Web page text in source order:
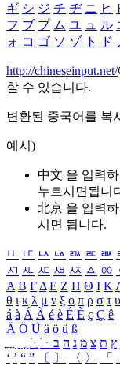
ギ シ ジ チ ヂ ニ ヒ
フ ブ プ ム ユ ュ ル
ォ コ ゴ ソ ゾ ト ド
http://chineseinput.net/
할 수 있습니다.
변환된 중국어를 복
예시)
中文 을 입력
누르시면됩니
北京 을 입력
시면 됩니다.
ㅥ ㅦ ㅧ ㅨ ㅩ ㅪ ㅫ
ㅺ ㅻ ㅼ ㅽ ㅾ ㅿ ㆀ
Α Β ΓΔ Ε Ζ Η Θ Ι Κ
θ ι κ λ μ ν ξ ο π ρ σ τ υ
á à Á À é è É È ç Ç ê
Ä Ö Ü ä ö ü ß
ִֶֹ ֻּ ׁׂ ץ ת צ מ נ ה ב
‘ ’ “ ” 〔 〕 〈 〉 「